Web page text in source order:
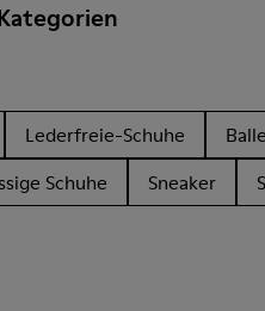
Lederfreie-Schuhe
Schuhe Sneaker